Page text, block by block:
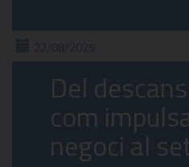
22/08/2025
Del
com
negoci al